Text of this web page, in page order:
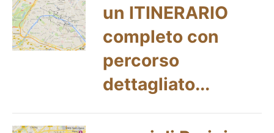
un ITINERARIO
completo con
percorso
dettagliato...